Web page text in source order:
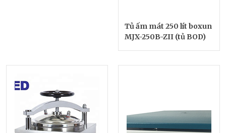
Tủ ấm mát 250 lít boxun
MJX-250B-ZII (tủ BOD)